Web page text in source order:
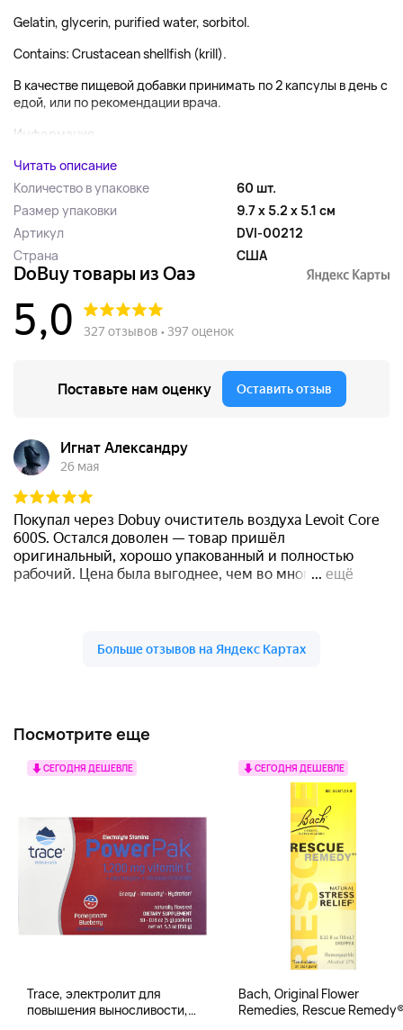
Gelatin, glycerin, purified water, sorbitol.
Contains: Crustacean shellfish (krill).
В качестве пищевой добавки принимать по 2 капсулы в день с
едой, или по рекомендации врача.
Информация...
Читать описание
Количество в упаковке
60 шт.
Размер упаковки
9.7 x 5.2 x 5.1 см
Артикул
DVI-00212
Страна
США
Посмотрите еще
СЕГОДНЯ ДЕШЕВЛЕ
Trace, электролит для
повышения выносливости,
СЕГОДНЯ ДЕШЕВЛЕ
Bach, Original Flower
Remedies, Rescue